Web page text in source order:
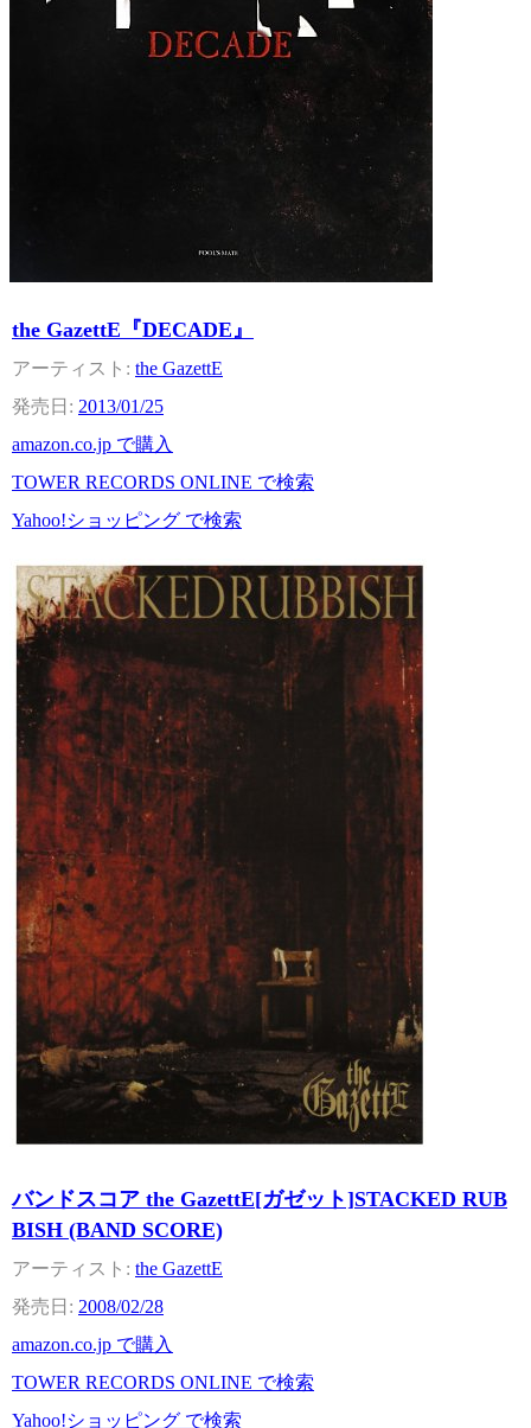
the GazettE『DECADE』
the GazettE
2013/01/25
amazon.co.jp で購入
TOWER RECORDS ONLINE で検索
Yahoo!ショッピング で検索
バンドスコア the GazettE[ガゼット]STACKED RUB
BISH (BAND SCORE)
the GazettE
2008/02/28
amazon.co.jp で購入
TOWER RECORDS ONLINE で検索
Yahoo!ショッピング で検索